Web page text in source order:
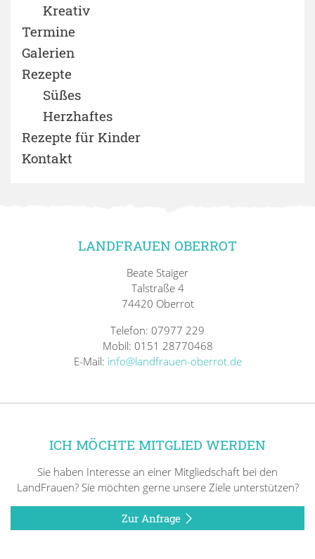
Kreativ
Termine
Galerien
Rezepte
Süßes
Herzhaftes
Rezepte für Kinder
Kontakt
LANDFRAUEN OBERROT
Beate Staiger
Talstraße 4
74420 Oberrot
Telefon: 07977 229
Mobil: 0151 28770468
E-Mail: info@landfrauen-oberrot.de
ICH MÖCHTE MITGLIED WERDEN
Sie haben Interesse an einer Mitgliedschaft bei den
LandFrauen? Sie möchten gerne unsere Ziele unterstützen?
Zur Anfrage